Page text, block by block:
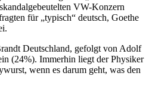
VW-Konzern
für „typisch“ deutsch, Goethe
Deutschland, gefolgt von Adolf
(24%). Immerhin liegt der Physiker
wenn es darum geht, was den